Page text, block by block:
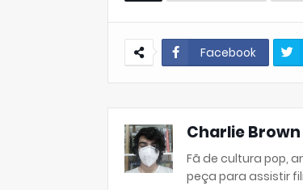
Facebook
Charlie Brown
Fã de cultura pop,
peça para assistir